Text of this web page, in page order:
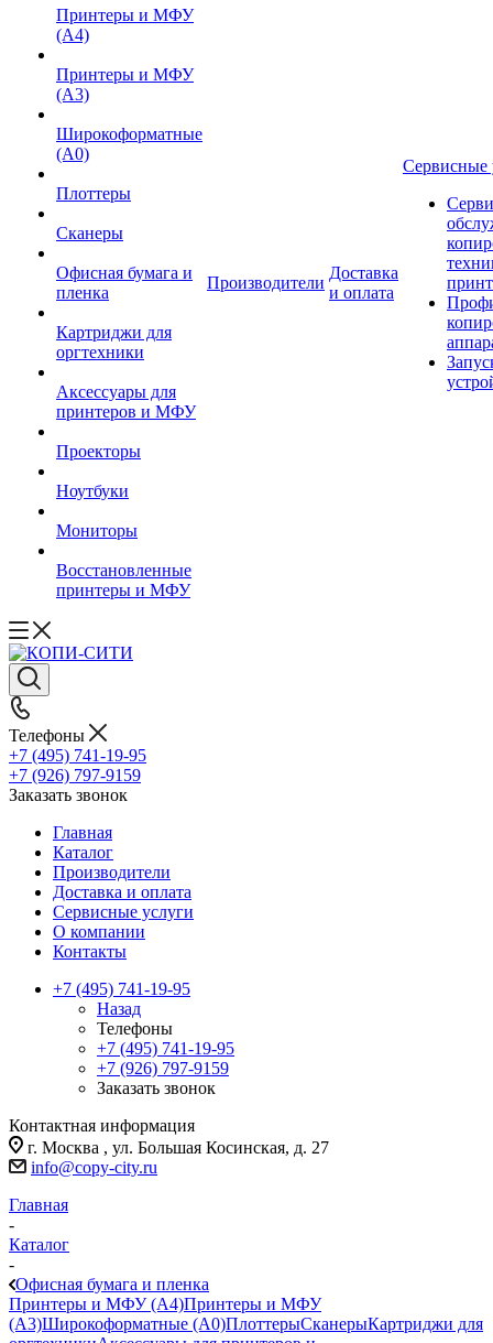
Принтеры и МФУ
(А4)
Принтеры и МФУ
(А3)
Широкоформатные
(А0)
Плоттеры
Сканеры
Офисная бумага и
пленка
Картриджи для
оргтехники
Аксессуары для
принтеров и МФУ
Проекторы
Ноутбуки
Мониторы
Восстановленные
принтеры и МФУ
Производители
Доставка
и оплата
Сервисные
Телефоны
+7 (495) 741-19-95
+7 (926) 797-9159
Заказать звонок
Главная
Каталог
Производители
Доставка и оплата
Сервисные услуги
О компании
Контакты
+7 (495) 741-19-95
Назад
Телефоны
+7 (495) 741-19-95
+7 (926) 797-9159
Заказать звонок
Контактная информация
г. Москва , ул. Большая Косинская, д. 27
info@copy-city.ru
Главная
-
Каталог
-
Офисная бумага и пленка
Принтеры и МФУ (А4)Принтеры и МФУ
(А3)Широкоформатные (А0)ПлоттерыСканерыКартриджи для